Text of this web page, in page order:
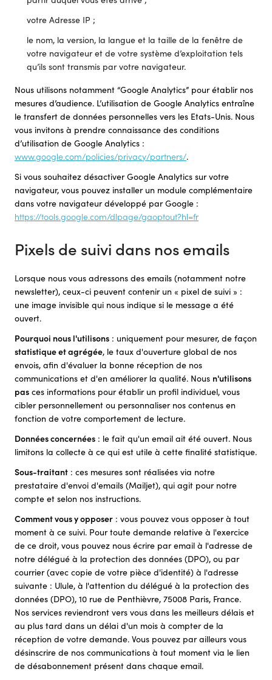
votre Adresse IP ;
le nom, la version, la langue et la taille de la fenêtre de
votre navigateur et de votre système d’exploitation tels
qu’ils sont transmis par votre navigateur.
Nous utilisons notamment “Google Analytics” pour établir nos
mesures d’audience. L’utilisation de Google Analytics entraîne
le transfert de données personnelles vers les Etats-Unis. Nous
vous invitons à prendre connaissance des conditions
d’utilisation de Google Analytics :
www.google.com/policies/privacy/partners/.
Si vous souhaitez désactiver Google Analytics sur votre
navigateur, vous pouvez installer un module complémentaire
dans votre navigateur développé par Google :
https://tools.google.com/dlpage/gaoptout?hl=fr
Pixels de suivi dans nos emails
Lorsque nous vous adressons des emails (notamment notre
newsletter), ceux-ci peuvent contenir un « pixel de suivi » :
une image invisible qui nous indique si le message a été
ouvert.
Pourquoi nous l'utilisons : uniquement pour mesurer, de façon
statistique et agrégée, le taux d'ouverture global de nos
envois, afin d'évaluer la bonne réception de nos
communications et d'en améliorer la qualité. Nous n'utilisons
pas ces informations pour établir un profil individuel, vous
cibler personnellement ou personnaliser nos contenus en
fonction de votre comportement de lecture.
Données concernées : le fait qu'un email ait été ouvert. Nous
limitons la collecte à ce qui est utile à cette finalité statistique.
Sous-traitant : ces mesures sont réalisées via notre
prestataire d'envoi d'emails (Mailjet), qui agit pour notre
compte et selon nos instructions.
Comment vous y opposer : vous pouvez vous opposer à tout
moment à ce suivi. Pour toute demande relative à l'exercice
de ce droit, vous pouvez nous écrire par email à l'adresse de
notre délégué à la protection des données (DPO), ou par
courrier (avec copie de votre pièce d'identité) à l'adresse
suivante : Ulule, à l'attention du délégué à la protection des
données (DPO), 10 rue de Penthièvre, 75008 Paris, France.
Nos services reviendront vers vous dans les meilleurs délais et
au plus tard dans un délai d'un mois à compter de la
réception de votre demande. Vous pouvez par ailleurs vous
désinscrire de nos communications à tout moment via le lien
de désabonnement présent dans chaque email.